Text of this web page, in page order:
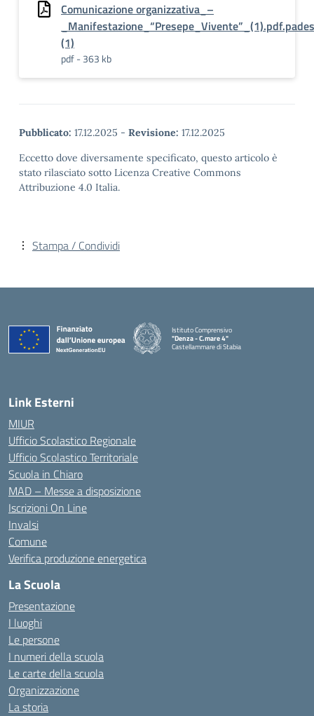
Comunicazione organizzativa_–
_Manifestazione_“Presepe_Vivente”_(1).pdf.pades
(1)
pdf - 363 kb
Pubblicato: 17.12.2025 - Revisione: 17.12.2025
Eccetto dove diversamente specificato, questo articolo è
stato rilasciato sotto Licenza Creative Commons
Attribuzione 4.0 Italia.
Stampa / Condividi
Istituto Comprensivo
"Denza - C.mare 4"
Castellammare di Stabia
Link Esterni
MIUR
Ufficio Scolastico Regionale
Ufficio Scolastico Territoriale
Scuola in Chiaro
MAD – Messe a disposizione
Iscrizioni On Line
Invalsi
Comune
Verifica produzione energetica
La Scuola
Presentazione
I luoghi
Le persone
I numeri della scuola
Le carte della scuola
Organizzazione
La storia